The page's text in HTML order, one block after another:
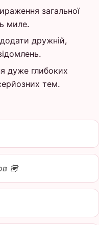
загальної
миле.
дружній,
дуже глибоких
тем.
💟